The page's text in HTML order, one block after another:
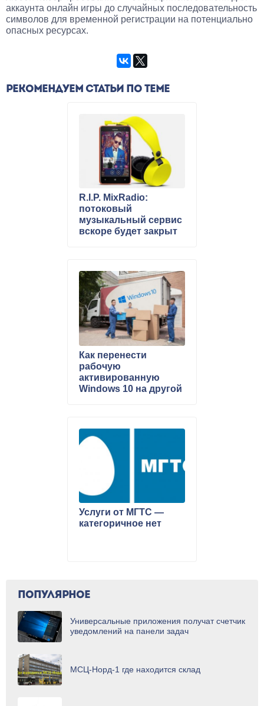
аккаунта онлайн игры до случайных последовательность
символов для временной регистрации на потенциально
опасных ресурсах.
РЕКОМЕНДУЕМ СТАТЬИ ПО ТЕМЕ
R.I.P. MixRadio:
потоковый
музыкальный сервис
вскоре будет закрыт
Как перенести
рабочую
активированную
Windows 10 на другой
Услуги от МГТС —
категоричное нет
ПОПУЛЯРНОЕ
Универсальные приложения получат счетчик
уведомлений на панели задач
МСЦ-Норд-1 где находится склад